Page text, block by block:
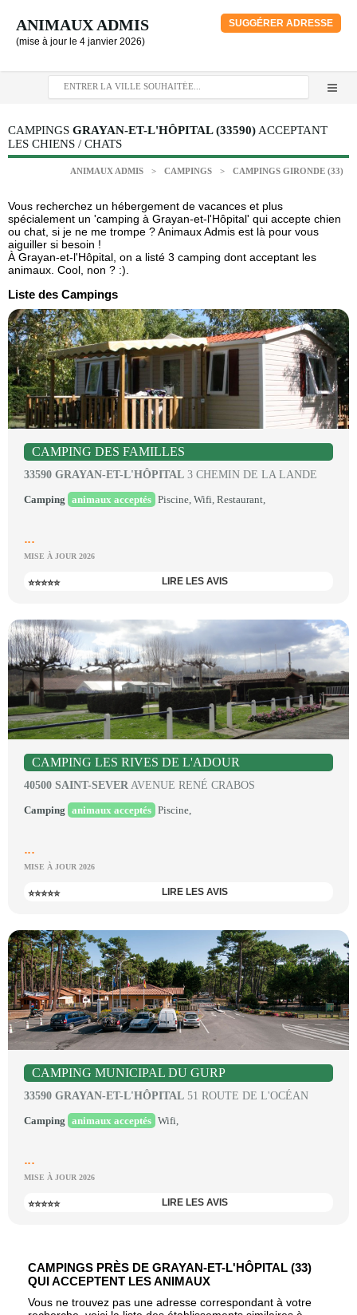
ANIMAUX ADMIS
(mise à jour le 4 janvier 2026)
SUGGÉRER ADRESSE
CAMPINGS GRAYAN-ET-L'HÔPITAL (33590) ACCEPTANT
LES CHIENS / CHATS
ANIMAUX ADMIS > CAMPINGS > CAMPINGS GIRONDE (33)
Vous recherchez un hébergement de vacances et plus
spécialement un 'camping à Grayan-et-l'Hôpital' qui accepte chien
ou chat, si je ne me trompe ? Animaux Admis est là pour vous
aiguiller si besoin !
À Grayan-et-l'Hôpital, on a listé 3 camping dont acceptant les
animaux. Cool, non ? :).
Liste des Campings
CAMPING DES FAMILLES
33590 GRAYAN-ET-L'HÔPITAL 3 CHEMIN DE LA LANDE
Camping animaux acceptés Piscine, Wifi, Restaurant,
...
MISE À JOUR 2026
⭐⭐⭐⭐⭐ LIRE LES AVIS
CAMPING LES RIVES DE L'ADOUR
40500 SAINT-SEVER AVENUE RENÉ CRABOS
Camping animaux acceptés Piscine,
...
MISE À JOUR 2026
⭐⭐⭐⭐⭐ LIRE LES AVIS
CAMPING MUNICIPAL DU GURP
33590 GRAYAN-ET-L'HÔPITAL 51 ROUTE DE L'OCÉAN
Camping animaux acceptés Wifi,
...
MISE À JOUR 2026
⭐⭐⭐⭐⭐ LIRE LES AVIS
CAMPINGS PRÈS DE GRAYAN-ET-L'HÔPITAL (33)
QUI ACCEPTENT LES ANIMAUX
Vous ne trouvez pas une adresse correspondant à votre